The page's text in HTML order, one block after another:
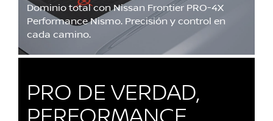
Dominio total con Nissan Frontier PRO-4X
Performance Nismo. Precisión y control en
cada camino.
PRO DE VERDAD,